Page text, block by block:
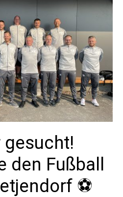
gesucht!
den Fußball
⚽️